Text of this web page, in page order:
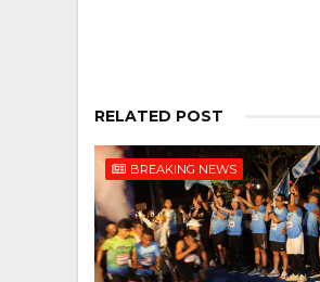
RELATED POST
BREAKING NEWS